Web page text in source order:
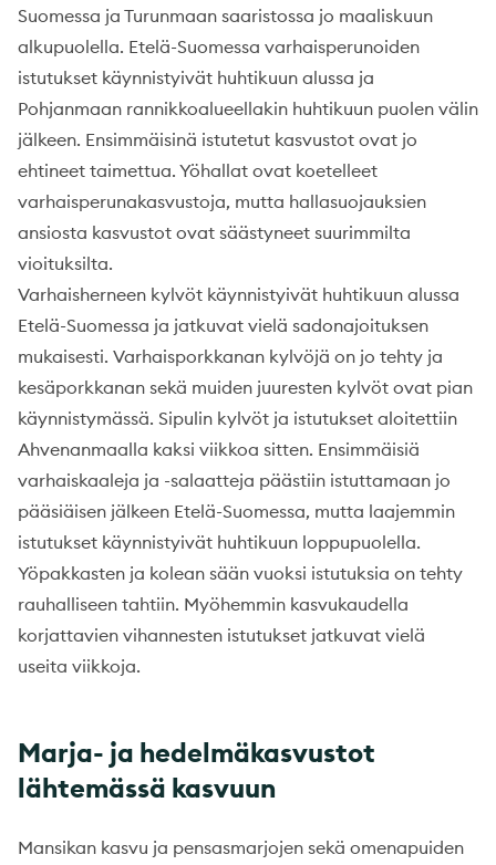
Suomessa ja Turunmaan saaristossa jo maaliskuun
alkupuolella. Etelä-Suomessa varhaisperunoiden
istutukset käynnistyivät huhtikuun alussa ja
Pohjanmaan rannikkoalueellakin huhtikuun puolen välin
jälkeen. Ensimmäisinä istutetut kasvustot ovat jo
ehtineet taimettua. Yöhallat ovat koetelleet
varhaisperunakasvustoja, mutta hallasuojauksien
ansiosta kasvustot ovat säästyneet suurimmilta
vioituksilta.
Varhaisherneen kylvöt käynnistyivät huhtikuun alussa
Etelä-Suomessa ja jatkuvat vielä sadonajoituksen
mukaisesti. Varhaisporkkanan kylvöjä on jo tehty ja
kesäporkkanan sekä muiden juuresten kylvöt ovat pian
käynnistymässä. Sipulin kylvöt ja istutukset aloitettiin
Ahvenanmaalla kaksi viikkoa sitten. Ensimmäisiä
varhaiskaaleja ja -salaatteja päästiin istuttamaan jo
pääsiäisen jälkeen Etelä-Suomessa, mutta laajemmin
istutukset käynnistyivät huhtikuun loppupuolella.
Yöpakkasten ja kolean sään vuoksi istutuksia on tehty
rauhalliseen tahtiin. Myöhemmin kasvukaudella
korjattavien vihannesten istutukset jatkuvat vielä
useita viikkoja.
Marja- ja hedelmäkasvustot
lähtemässä kasvuun
Mansikan kasvu ja pensasmarjojen sekä omenapuiden